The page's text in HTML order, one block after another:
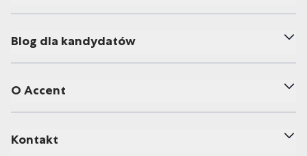
Blog dla kandydatów
O Accent
Kontakt